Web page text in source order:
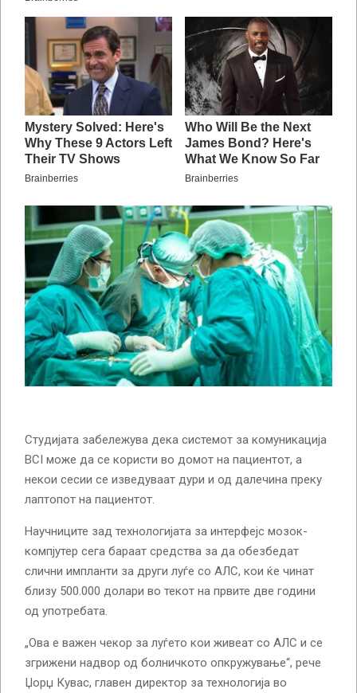
Студијата забележува дека системот за комуникација
BCI може да се користи во домот на пациентот, а
некои сесии се изведуваат дури и од далечина преку
лаптопот на пациентот.
Научниците зад технологијата за интерфејс мозок-
компјутер сега бараат средства за да обезбедат
слични импланти за други луѓе со АЛС, кои ќе чинат
близу 500.000 долари во текот на првите две години
од употребата.
„Ова е важен чекор за луѓето кои живеат со АЛС и се
згрижени надвор од болничкото опкружување“, рече
Џорџ Кувас, главен директор за технологија во